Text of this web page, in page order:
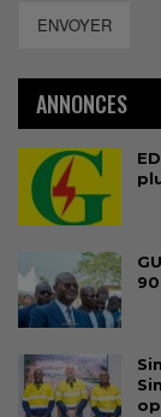
ENVOYER
ANNONCES